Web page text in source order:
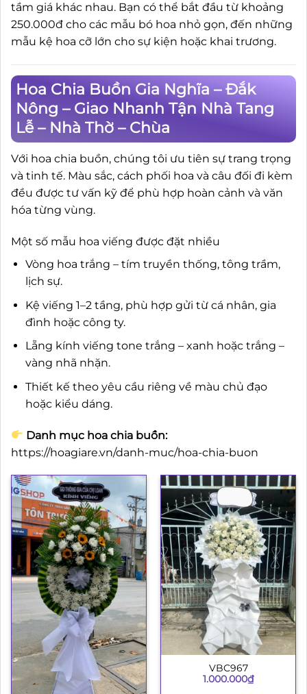
tầm giá khác nhau. Bạn có thể bắt đầu từ khoảng
250.000đ cho các mẫu bó hoa nhỏ gọn, đến những
mẫu kệ hoa cỡ lớn cho sự kiện hoặc khai trương.
Hoa Chia Buồn Gia Nghĩa – Đắk
Nông – Giao Nhanh Tận Nhà Tang
Lễ – Nhà Thờ – Chùa
Với hoa chia buồn, chúng tôi ưu tiên sự trang trọng
và tinh tế. Màu sắc, cách phối hoa và câu đối đi kèm
đều được tư vấn kỹ để phù hợp hoàn cảnh và văn
hóa từng vùng.
Một số mẫu hoa viếng được đặt nhiều
Vòng hoa trắng – tím truyền thống, tông trầm,
lịch sự.
Kệ viếng 1–2 tầng, phù hợp gửi từ cá nhân, gia
đình hoặc công ty.
Lẵng kính viếng tone trắng – xanh hoặc trắng –
vàng nhã nhặn.
Thiết kế theo yêu cầu riêng về màu chủ đạo
hoặc kiểu dáng.
Danh mục hoa chia buồn:
https://hoagiare.vn/danh-muc/hoa-chia-buon
VBC967
1.000.000₫